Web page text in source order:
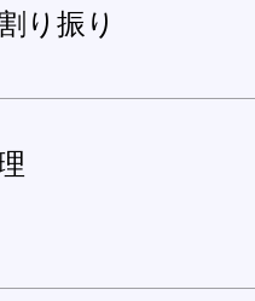
り振り